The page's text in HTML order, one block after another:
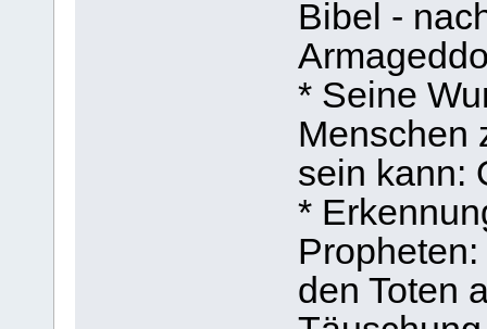
Bibel -
* Seine
Menschen
sein kann:
*
den Toten